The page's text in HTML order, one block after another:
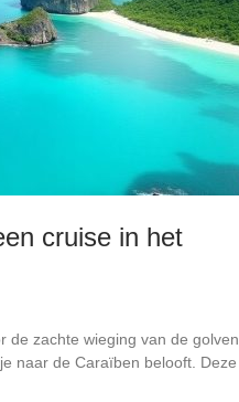
cruise in het
zachte wieging van de golven,
naar de Caraïben belooft. Deze